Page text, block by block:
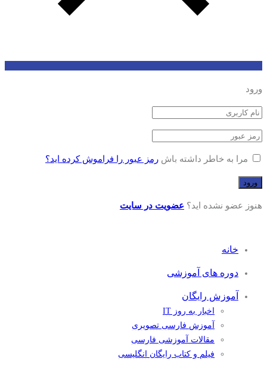
ورود
مرا به خاطر داشته باش رمز عبور را فراموش کرده اید؟
هنوز عضو نشده اید؟ عضویت در سایت
خانه
دوره های آموزشی
آموزش رایگان
اخبار به روز IT
آموزش فارسی تصویری
مقالات آموزشی فارسی
فیلم و کتاب رایگان انگلیسی